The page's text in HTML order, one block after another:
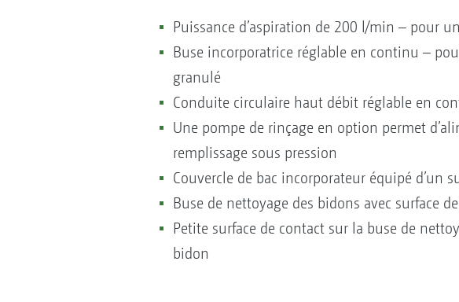
Puissance d’aspiration de 200 l/min – pour
Buse incorporatrice réglable en continu –
granulé
Conduite circulaire haut débit réglable en
Une pompe de rinçage en option permet
remplissage sous pression
Couvercle de bac incorporateur équipé d’un
Buse de nettoyage des bidons avec surface
Petite surface de contact sur la buse de
bidon